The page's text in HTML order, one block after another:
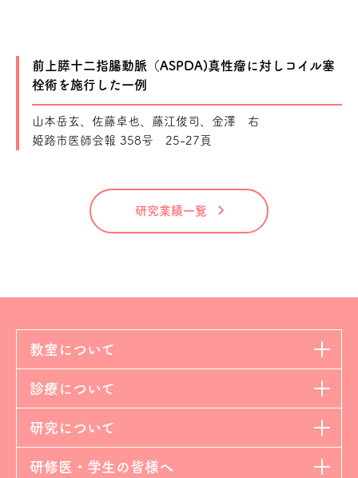
前上膵十二指腸動脈（ASPDA)真性瘤に対しコイル塞
栓術を施行した一例
山本岳玄、佐藤卓也、藤江俊司、金澤 右
姫路市医師会報 358号 25-27頁
研究業績一覧
教室について
診療について
研究について
研修医・学生の皆様へ